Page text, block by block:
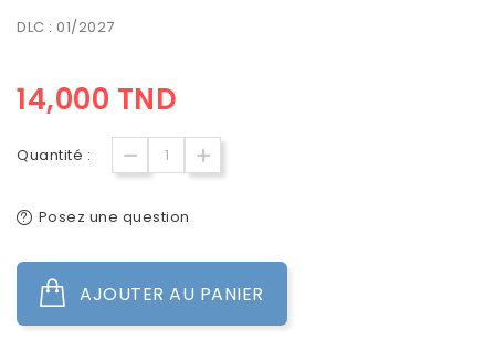
DLC : 01/2027
14,000 TND
Quantité :
Posez une question
AJOUTER AU PANIER